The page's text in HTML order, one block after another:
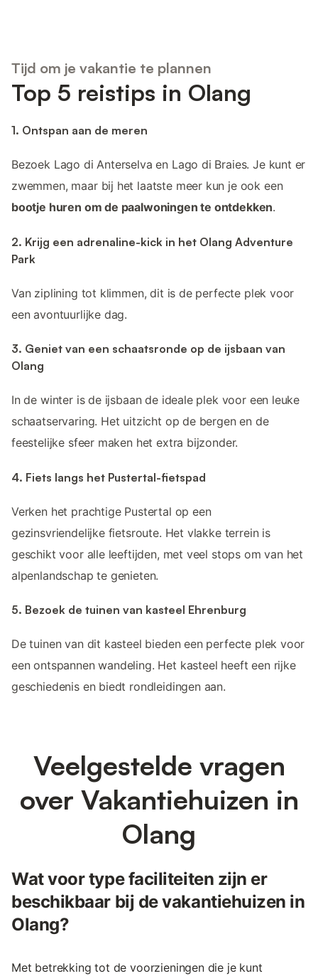
Tijd om je vakantie te plannen
Top 5 reistips in Olang
1. Ontspan aan de meren
Bezoek Lago di Anterselva en Lago di Braies. Je kunt er
zwemmen, maar bij het laatste meer kun je ook een
bootje huren om de paalwoningen te ontdekken.
2. Krijg een adrenaline-kick in het Olang Adventure
Park
Van ziplining tot klimmen, dit is de perfecte plek voor
een avontuurlijke dag.
3. Geniet van een schaatsronde op de ijsbaan van
Olang
In de winter is de ijsbaan de ideale plek voor een leuke
schaatservaring. Het uitzicht op de bergen en de
feestelijke sfeer maken het extra bijzonder.
4. Fiets langs het Pustertal-fietspad
Verken het prachtige Pustertal op een
gezinsvriendelijke fietsroute. Het vlakke terrein is
geschikt voor alle leeftijden, met veel stops om van het
alpenlandschap te genieten.
5. Bezoek de tuinen van kasteel Ehrenburg
De tuinen van dit kasteel bieden een perfecte plek voor
een ontspannen wandeling. Het kasteel heeft een rijke
geschiedenis en biedt rondleidingen aan.
Veelgestelde vragen
over Vakantiehuizen in
Olang
Wat voor type faciliteiten zijn er
beschikbaar bij de vakantiehuizen in
Olang?
Met betrekking tot de voorzieningen die je kunt